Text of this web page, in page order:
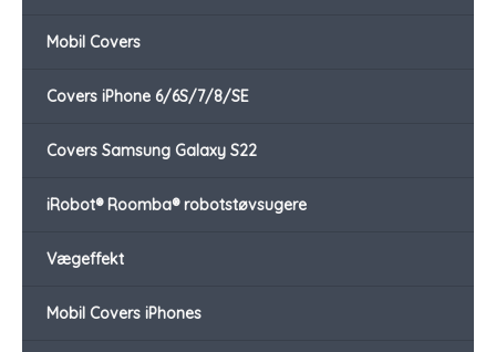
Mobil Covers
Covers iPhone 6/6S/7/8/SE
Covers Samsung Galaxy S22
iRobot® Roomba® robotstøvsugere
Vægeffekt
Mobil Covers iPhones